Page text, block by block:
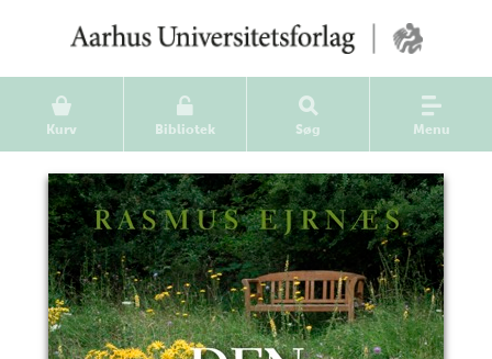
Kurv Bibliotek Søg Menu